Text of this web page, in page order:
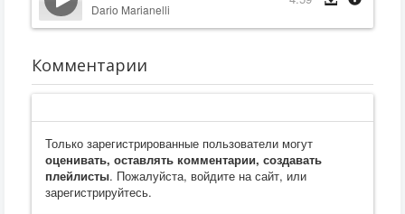
Dario Marianelli
Комментарии
Только зарегистрированные пользователи могут
оценивать, оставлять комментарии, создавать
плейлисты. Пожалуйста, войдите на сайт, или
зарегистрируйтесь.